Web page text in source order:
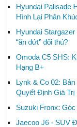
Hyundai Palisade
Hình Lại Phân
Hyundai
“ăn đứt” đối thủ?
Omoda C5 SHS:
Hạng B+
Lynk & Co 02:
Quyết Định Giá Trị
Suzuki Fronx:
Jaecoo J6 - SUV